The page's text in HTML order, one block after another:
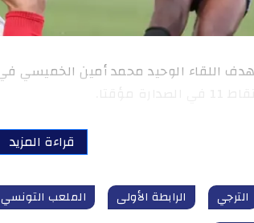
قراءة المزيد
الترجي الرابطة الأولى الملعب التونسي